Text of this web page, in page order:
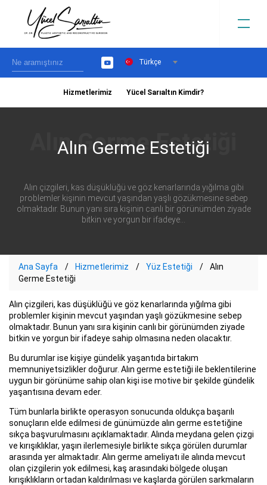
YouTubeTürkçe
Hizmetlerimiz Yücel Sarıaltın Kimdir?
Alın Germe Estetiği
Alın çizgileri, kas düşüklüğü ve göz kenarlarında yığılma gibi
problemler kişinin mevcut yaşından yaşlı gözükmesine sebep
olmaktadır. Bunun yanı sıra kişinin canlı bir görünümden ziyade
bitkin ve yorgun bir ifadeye...
Ana Sayfa Hizmetlerimiz Yüz Estetiği
Alın
Germe Estetiği
Alın çizgileri, kas düşüklüğü ve göz kenarlarında yığılma gibi
problemler kişinin mevcut yaşından yaşlı gözükmesine sebep
olmaktadır. Bunun yanı sıra kişinin canlı bir görünümden ziyade
bitkin ve yorgun bir ifadeye sahip olmasına neden olacaktır.
Bu durumlar ise kişiye gündelik yaşantıda birtakım
memnuniyetsizlikler doğurur. Alın germe estetiği ile beklentilerine
uygun bir görünüme sahip olan kişi ise motive bir şekilde gündelik
yaşantısına devam eder.
Tüm bunlarla birlikte operasyon sonucunda oldukça başarılı
sonuçların elde edilmesi de günümüzde alın germe estetiğine
sıkça başvurulmasını açıklamaktadır. Alında meydana gelen çizgi
ve kırışıklıklar, yaşın ilerlemesiyle birlikte sıkça görülen durumlar
arasında yer almaktadır. Alın germe ameliyatı ile alında mevcut
olan çizgilerin yok edilmesi, kaş arasındaki bölgede oluşan
kırışıklıkların ortadan kaldırılması ve kaşlarda görülen sarkmaların